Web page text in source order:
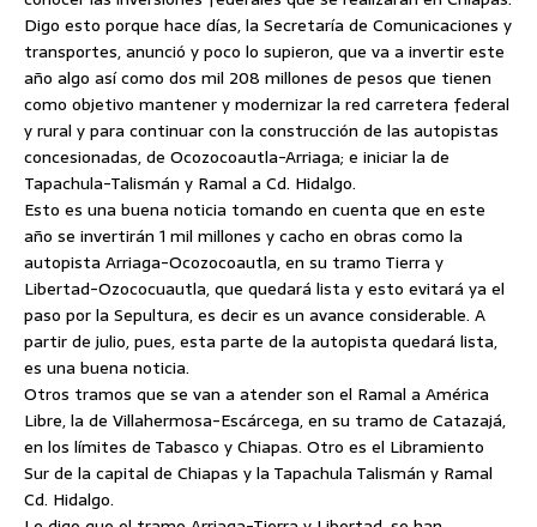
Digo esto porque hace días, la Secretaría de Comunicaciones y
transportes, anunció y poco lo supieron, que va a invertir este
año algo así como dos mil 208 millones de pesos que tienen
como objetivo mantener y modernizar la red carretera federal
y rural y para continuar con la construcción de las autopistas
concesionadas, de Ocozocoautla-Arriaga; e iniciar la de
Tapachula-Talismán y Ramal a Cd. Hidalgo.
Esto es una buena noticia tomando en cuenta que en este
año se invertirán 1 mil millones y cacho en obras como la
autopista Arriaga-Ocozocoautla, en su tramo Tierra y
Libertad-Ozococuautla, que quedará lista y esto evitará ya el
paso por la Sepultura, es decir es un avance considerable. A
partir de julio, pues, esta parte de la autopista quedará lista,
es una buena noticia.
Otros tramos que se van a atender son el Ramal a América
Libre, la de Villahermosa-Escárcega, en su tramo de Catazajá,
en los límites de Tabasco y Chiapas. Otro es el Libramiento
Sur de la capital de Chiapas y la Tapachula Talismán y Ramal
Cd. Hidalgo.